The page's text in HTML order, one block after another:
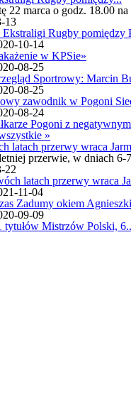
22 marca o godz. 18.00
13
10-14
w KPSie»
08-25
Sportrowy: Marcin
08-25
zawodnik w Pogoni
08-24
Pogoni z
»
latach przerwy wraca
przerwie, w dniach
22
11-04
Zadumy okiem
09-09
tytułów Mistrzów Polski,